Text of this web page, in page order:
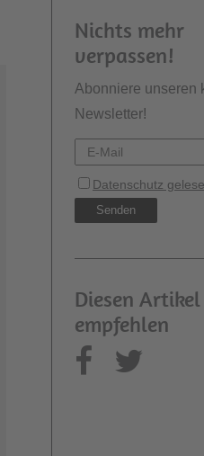
Nichts mehr
verpassen!
Abonniere unseren
Newsletter!
Diesen Artikel
empfehlen